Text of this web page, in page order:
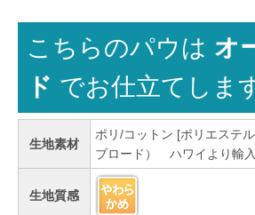
こちらのパウは オ
ド でお仕立てしま
生地素材
ポリ/コットン [ポリエステ
ブロード） ハワイより輸入
生地質感